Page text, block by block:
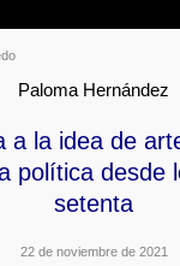
Paloma Hernández
a la idea de
política desde
setenta
22 de noviembre de 2021